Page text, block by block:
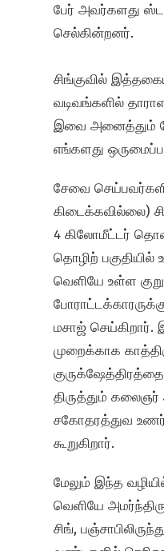
பேர் அவர்களது
செல்கின்றனர்.
சிங்குவில்
வடிவங்களில்
இவை அனைத்தும்
எங்களது
சேவை
கிடைக்கவில்லை)
4 கிலோமீட்டர்
தொழிற் பகுதியில்
வெளியே உள்ள
மசாஜ்
முறைக்காக
திருத்தும்
சகோதரத்துவ
கூறுகிறார்.
மேலும் இந்த
வெளியே
சிங்,